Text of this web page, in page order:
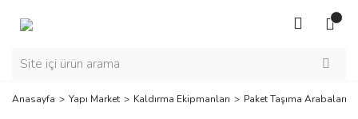
Anasayfa Yapı Market Kaldırma Ekipmanları Paket Taşıma Arabaları